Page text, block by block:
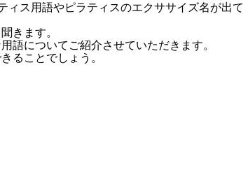
ィス用語やピラティスのエクササイズ名が出て
きます。
語についてご紹介させていただきます。
ることでしょう。